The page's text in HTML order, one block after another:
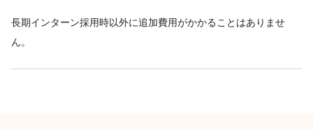
長期インターン採用時以外に追加費用がかかることはありませ
ん。